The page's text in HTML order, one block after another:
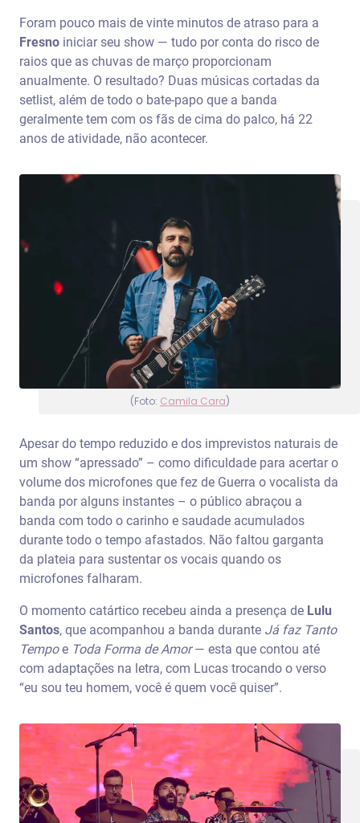
Foram pouco mais de vinte minutos de atraso para a
Fresno iniciar seu show — tudo por conta do risco de
raios que as chuvas de março proporcionam
anualmente. O resultado? Duas músicas cortadas da
setlist, além de todo o bate-papo que a banda
geralmente tem com os fãs de cima do palco, há 22
anos de atividade, não acontecer.
(Foto: Camila Cara)
Apesar do tempo reduzido e dos imprevistos naturais de
um show “apressado” – como dificuldade para acertar o
volume dos microfones que fez de Guerra o vocalista da
banda por alguns instantes – o público abraçou a
banda com todo o carinho e saudade acumulados
durante todo o tempo afastados. Não faltou garganta
da plateia para sustentar os vocais quando os
microfones falharam.
O momento catártico recebeu ainda a presença de Lulu
Santos, que acompanhou a banda durante Já faz Tanto
Tempoe Toda Forma de Amor— esta que contou até
com adaptações na letra, com Lucas trocando o verso
“eu sou teu homem, você é quem você quiser”.